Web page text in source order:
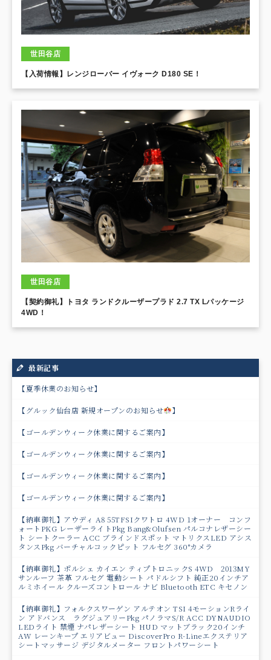
世田谷店
【入荷情報】レンジローバー イヴォーク D180 SE！
世田谷店
【契約御礼】トヨタ ランドクルーザープラド 2.7 TX Lパッケージ
4WD！
最新記事
【夏季休業のお知らせ】
【グルック仙台店 新規オープンのお知らせ 】
【ゴールデンウィーク休業に関するご案内】
【ゴールデンウィーク休業に関するご案内】
【ゴールデンウィーク休業に関するご案内】
【ゴールデンウィーク休業に関するご案内】
【納車御礼】アウディ A8 55TFSIクワトロ 4WD 1オーナー コンフ
ォートPKG レーザーライトPkg Bang&Olufsen パルコナレザーシー
ト シートクーラー ACC ブラインドスポット マトリクスLED アシス
タンスPkg バーチャルコックピット フルセグ 360°カメラ
【納車御礼】ポルシェ カイエン ティプトロニックS 4WD 2013MY
サンルーフ 茶革 フルセグ 電動シート パドルシフト 純正20インチア
ルミホイール クルーズコントロール ナビ Bluetooth ETC キセノン
【納車御礼】フォルクスワーゲン アルテオン TSI 4モーションRライ
ン アドバンス ラグジュアリーPkg パノラマS/R ACC DYNAUDIO
LEDライト 禁煙 ナパレザーシート HUD マットブラック20インチ
AW レーンキープ エリアビュー DiscoverPro R-Lineエクステリア
シートマッサージ デジタルメーター フロントパワーシート